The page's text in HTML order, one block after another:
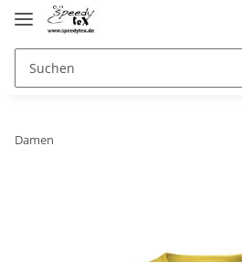
Damen